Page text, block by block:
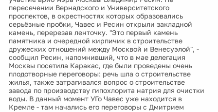
пересечении Вернадского и Университетского
проспектов, в окрестностях которых образовались
серьёзные пробки, Чавес и Ресин открыли закладной
камень, перерезав ленточку. "Это первый камень
памятника и очередной кирпичик в строительстве
дружеских отношений между Москвой и Венесуэлой", -
сообщил Ресин, напомнивший, что в мае делегация
Москвы посетила Каракас, где были проведены очень
плодотворные переговоры: речь шла о строительстве
жилья, также затрагивался вопрос о строительстве
завода по производству гипохлорита натрия для очистки
воды. В данный момент УГо Чавес уже находится в
Кремле - там начались его переговоры с Дмитрием